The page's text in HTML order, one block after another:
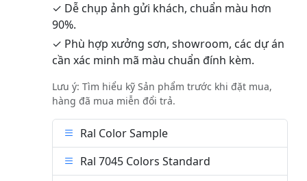
✓ Dễ chụp ảnh gửi khách, chuẩn màu hơn
90%.
✓ Phù hợp xưởng sơn, showroom, các dự án
cần xác minh mã màu chuẩn đính kèm.
Lưu ý: Tìm hiểu kỹ Sản phẩm trước khi đặt mua,
hàng đã mua miễn đổi trả.
Ral Color Sample
Ral 7045 Colors Standard